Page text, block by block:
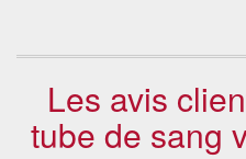
Les avis
tube de sang